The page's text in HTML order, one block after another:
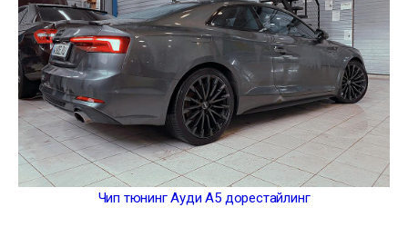
Чип тюнинг Ауди А5 дорестайлинг